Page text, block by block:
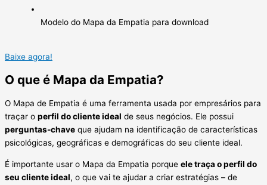
Modelo do Mapa da Empatia para download
Baixe agora!
O que é Mapa da Empatia?
O Mapa de Empatia é uma ferramenta usada por empresários para
traçar o perfil do cliente ideal de seus negócios. Ele possui
perguntas-chave que ajudam na identificação de características
psicológicas, geográficas e demográficas do seu cliente ideal.
É importante usar o Mapa da Empatia porque ele traça o perfil do
seu cliente ideal, o que vai te ajudar a criar estratégias – de